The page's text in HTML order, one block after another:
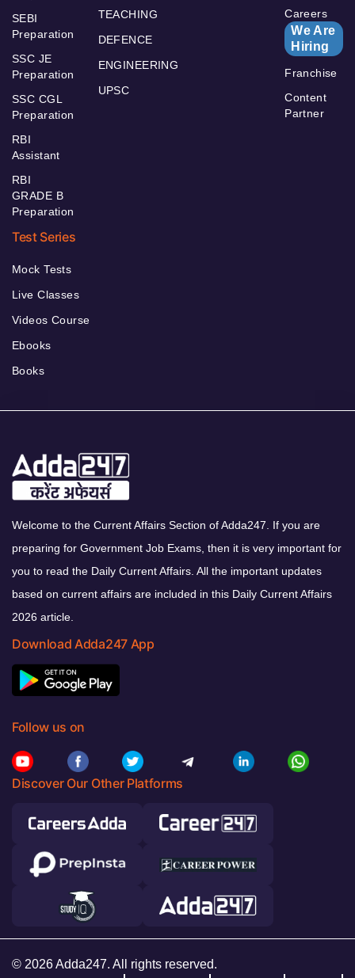
SEBI
Preparation
SSC JE
Preparation
SSC CGL
Preparation
RBI
Assistant
RBI
GRADE B
Preparation
TEACHING
DEFENCE
ENGINEERING
UPSC
Careers
We Are
Hiring
Franchise
Content
Partner
Test Series
Mock Tests
Live Classes
Videos Course
Ebooks
Books
Welcome to the Current Affairs Section of Adda247. If you are
preparing for Government Job Exams, then it is very important for
you to read the Daily Current Affairs. All the important updates
based on current affairs are included in this Daily Current Affairs
2026 article.
Download Adda247 App
Follow us on
Discover Our Other Platforms
© 2026 Adda247. All rights reserved.